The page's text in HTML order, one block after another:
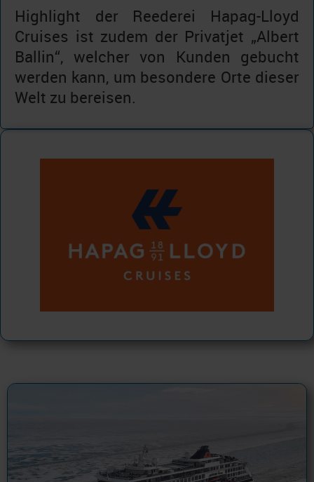
Highlight der Reederei Hapag-Lloyd
Cruises ist zudem der Privatjet „Albert
Ballin“, welcher von Kunden gebucht
werden kann, um besondere Orte dieser
Welt zu bereisen.